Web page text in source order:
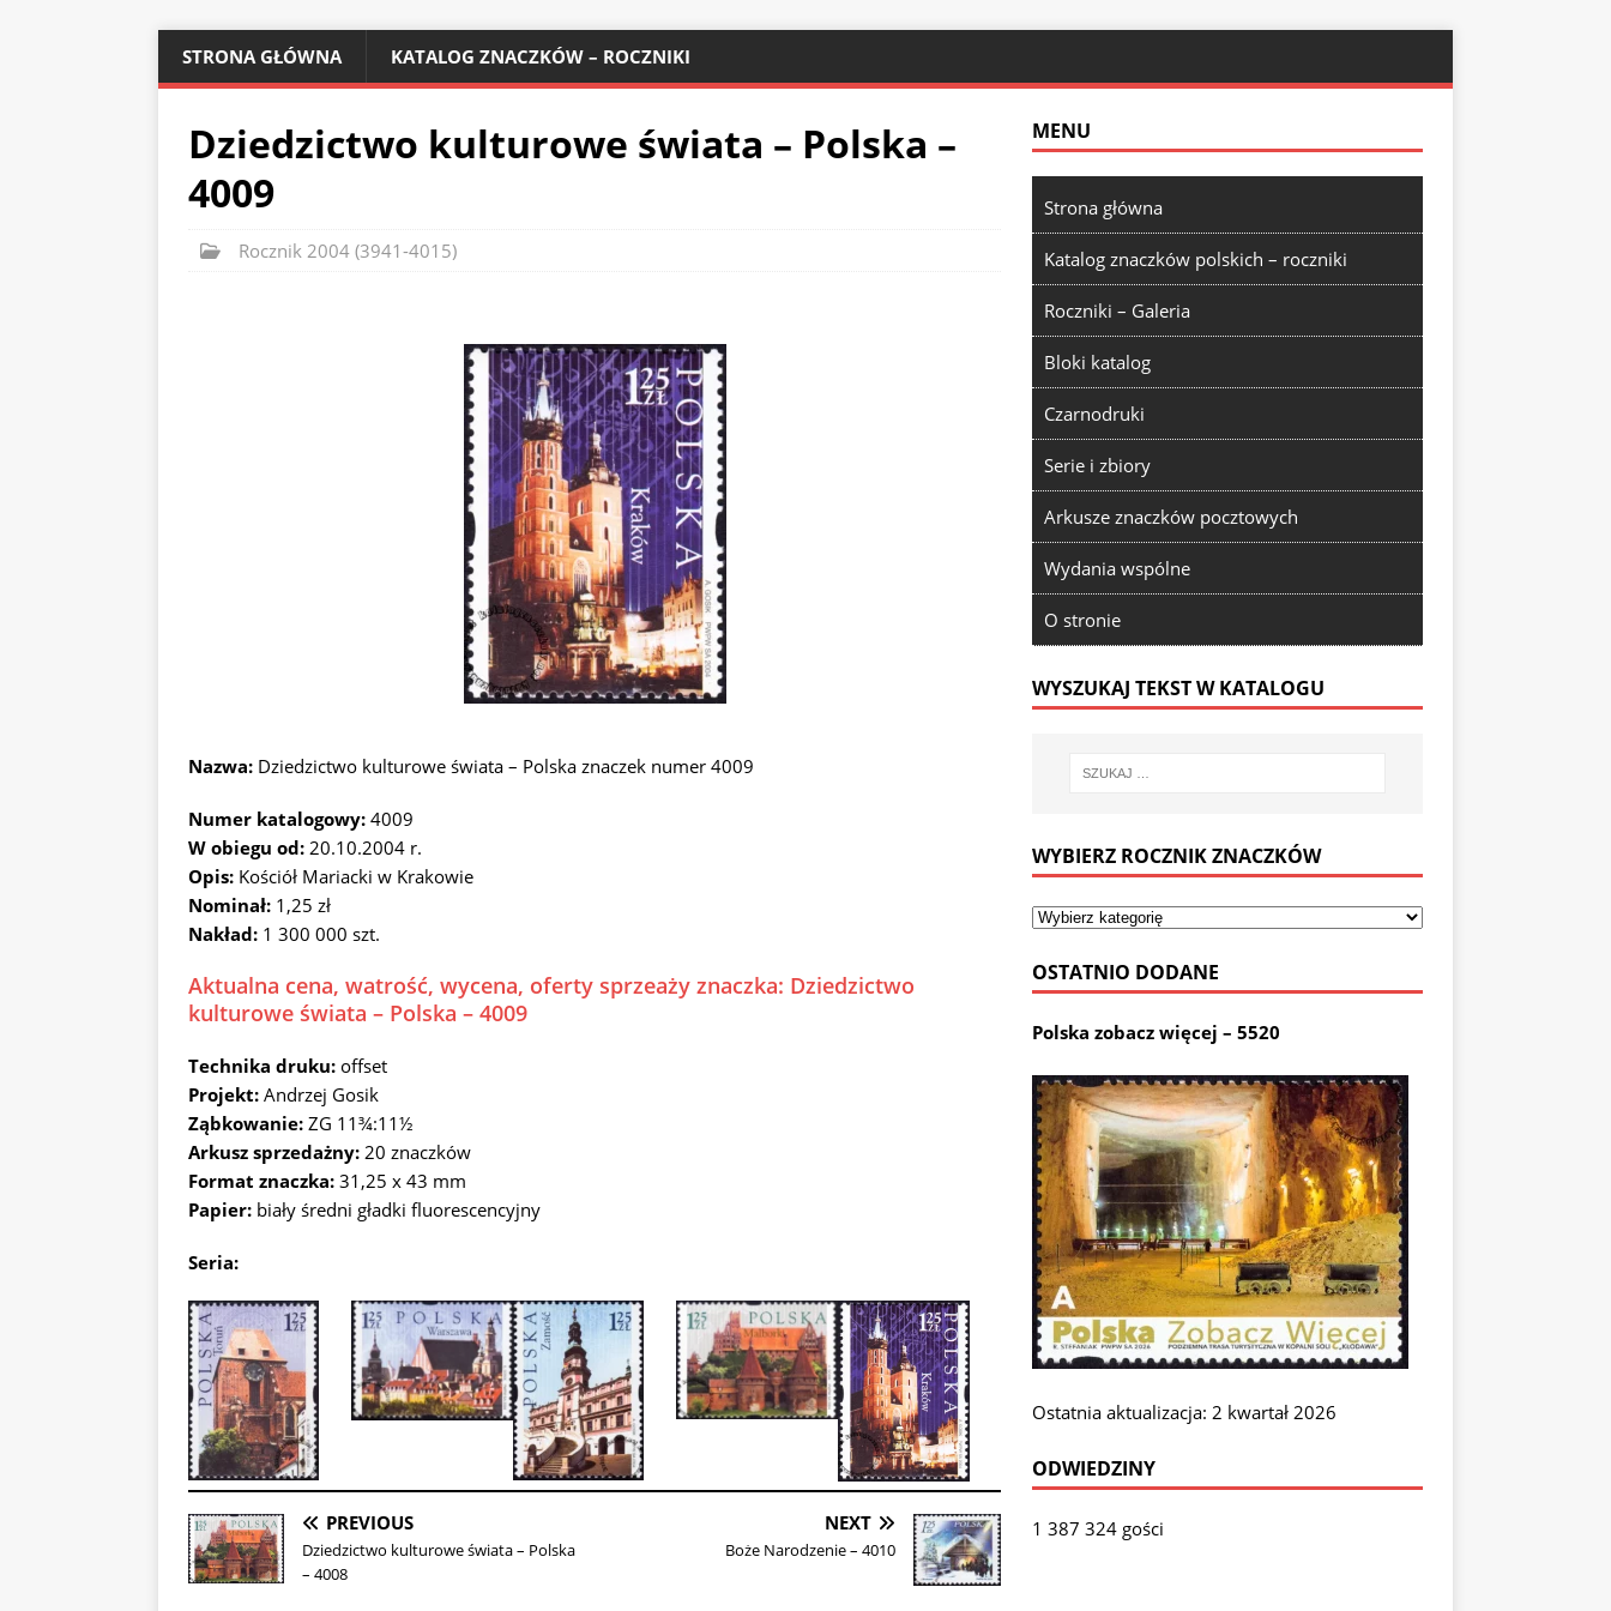
STRONA GŁÓWNA KATALOG ZNACZKÓW – ROCZNIKI
Dziedzictwo kulturowe świata – Polska –
4009
Rocznik 2004 (3941-4015)
Nazwa: Dziedzictwo kulturowe świata – Polska znaczek numer 4009
Numer katalogowy: 4009
W obiegu od: 20.10.2004 r.
Opis: Kościół Mariacki w Krakowie
Nominał: 1,25 zł
Nakład: 1 300 000 szt.
Aktualna cena, watrość, wycena, oferty sprzeaży znaczka: Dziedzictwo
kulturowe świata – Polska – 4009
Technika druku: offset
Projekt: Andrzej Gosik
Ząbkowanie: ZG 11¾:11½
Arkusz sprzedażny: 20 znaczków
Format znaczka: 31,25 x 43 mm
Papier: biały średni gładki fluorescencyjny
Seria:
PREVIOUS
Dziedzictwo kulturowe świata – Polska
– 4008
NEXT
Boże Narodzenie – 4010
MENU
Strona główna
Katalog znaczków polskich – roczniki
Roczniki – Galeria
Bloki katalog
Czarnodruki
Serie i zbiory
Arkusze znaczków pocztowych
Wydania wspólne
O stronie
WYSZUKAJ TEKST W KATALOGU
WYBIERZ ROCZNIK ZNACZKÓW
OSTATNIO DODANE
Polska zobacz więcej – 5520
Ostatnia aktualizacja: 2 kwartał 2026
ODWIEDZINY
1 387 324 gości